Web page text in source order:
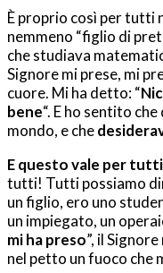
È proprio così per tutti
nemmeno “figlio di
che studiava
Signore mi prese, mi
cuore. Mi ha detto: “
bene“. E ho sentito
mondo, e che
E questo vale per
tutti! Tutti possiamo
un figlio, ero uno
un impiegato, un
mi ha preso”, il
nel petto un fuoco che